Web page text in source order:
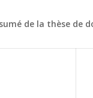
de la thèse de